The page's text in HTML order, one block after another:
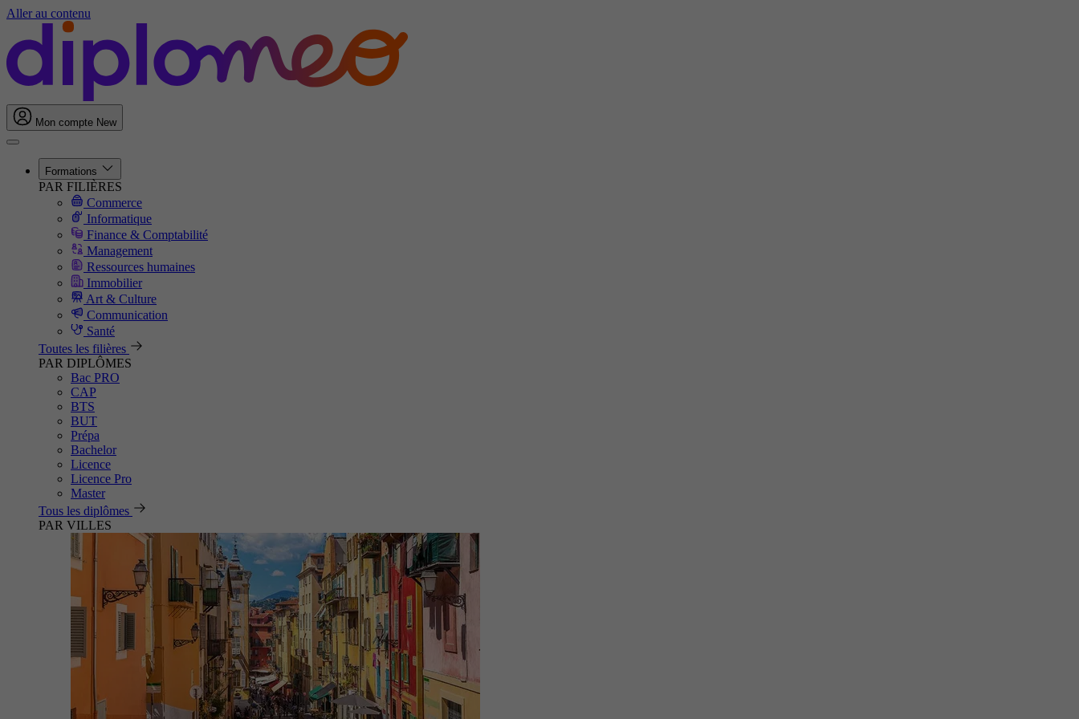
Aller au contenu
Mon compte New
Formations
PAR FILIÈRES
Commerce
Informatique
Finance & Comptabilité
Management
Ressources humaines
Immobilier
Art & Culture
Communication
Santé
Toutes les filières
PAR DIPLÔMES
Bac PRO
CAP
BTS
BUT
Prépa
Bachelor
Licence
Licence Pro
Master
Tous les diplômes
PAR VILLES